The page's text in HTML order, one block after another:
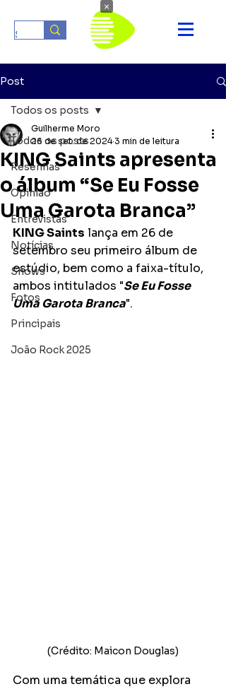
Post
Todos os posts
Resenhas
Opinião
Entrevistas
Notícias
Shows
Fotos
Principais
João Rock 2025
Todos os posts
KING Saints apresenta
o álbum “Se Eu Fosse
Uma Garota Branca”
Guilherme Moro
26 de set. de 2024 3 min de leitura
KING Saints lança em 26 de
setembro seu primeiro álbum de
estúdio, bem como a faixa-título,
ambos intitulados "Se Eu Fosse
Uma Garota Branca".
(Crédito: Maicon Douglas)
Com uma temática que explora
×